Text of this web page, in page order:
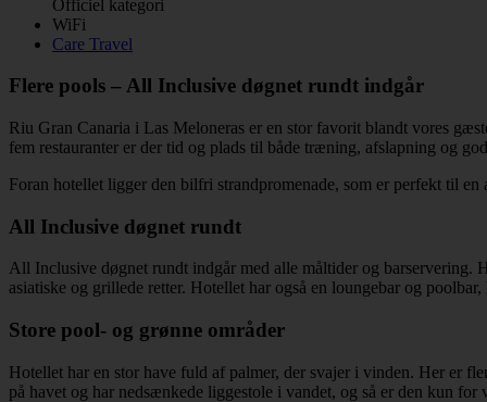
Officiel kategori
WiFi
Care Travel
Flere pools – All Inclusive døgnet rundt indgår
Riu Gran Canaria i Las Meloneras er en stor favorit blandt vores
fem restauranter er der tid og plads til både træning, afslapning og
Foran hotellet ligger den bilfri strandpromenade, som er perfekt til en
All Inclusive døgnet rundt
All Inclusive døgnet rundt indgår med alle måltider og barservering.
asiatiske og grillede retter. Hotellet har også en loungebar og
Store pool- og grønne områder
Hotellet har en stor have fuld af palmer, der svajer i vinden. Her er
på havet og har nedsænkede liggestole i vandet, og så er den kun for